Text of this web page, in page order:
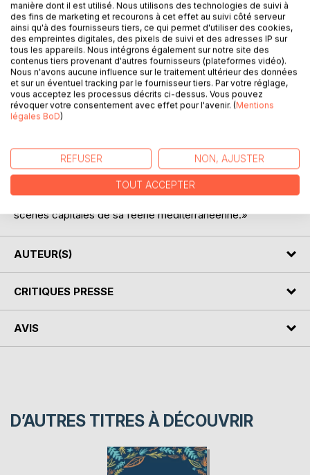
DESCRIPTION
«Adrien Zograffi, âgé de vingt-deux ans, quitte son pays
pour la première fois en décembre 1906. Il s'embarque à
Constantza pour Alexandrie d'Égypte.
l'amant de la Méditerranée. La Roumanie, Braïla, où sa
mère peine dans l'angoisse, ne le reverront plus que le
temps nécessaire aux hirondelles pour élever leurs petits.
Dans les pages qui suivent, Adrien raconte lui-même les
scènes capitales de sa féerie méditerranéenne.»
AUTEUR(S)
CRITIQUES PRESSE
AVIS
D’AUTRES TITRES À DÉCOUVRIR
manière dont il est utilisé. Nous utilisons des technologies de suivi à
des fins de marketing et recourons à cet effet au suivi côté serveur
ainsi qu'à des fournisseurs tiers, ce qui permet d'utiliser des cookies,
des empreintes digitales, des pixels de suivi et des adresses IP sur
tous les appareils. Nous intégrons également sur notre site des
contenus tiers provenant d'autres fournisseurs (plateformes vidéo).
Nous n'avons aucune influence sur le traitement ultérieur des données
et sur un éventuel tracking par le fournisseur tiers. Par votre réglage,
vous acceptez les processus décrits ci-dessus. Vous pouvez
révoquer votre consentement avec effet pour l'avenir. (Mentions
légales BoD)
REFUSER NON, AJUSTER
TOUT ACCEPTER